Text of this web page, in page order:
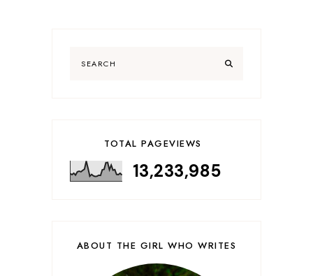
TOTAL PAGEVIEWS
13,233,985
ABOUT THE GIRL WHO WRITES